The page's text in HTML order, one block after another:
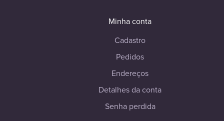
Minha conta
Cadastro
Pedidos
Endereços
Detalhes da conta
Senha perdida